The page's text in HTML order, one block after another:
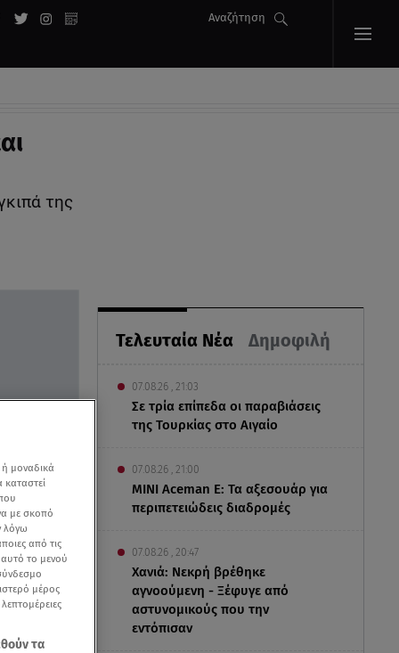
Αναζήτηση
της
Τελευταία Νέα Δημοφιλή
07.08.26 , 21:03
Σε τρία επίπεδα οι παραβιάσεις
της Τουρκίας στο Αιγαίο
07.08.26 , 21:00
MINI Aceman E: Τα αξεσουάρ για
περιπετειώδεις διαδρομές
07.08.26 , 20:47
Χανιά: Νεκρή βρέθηκε
αγνοούμενη - Ξέφυγε από
αστυνομικούς που την
εντόπισαν
μοναδικά
με σκοπό
λόγω
από τις
αυτό το μενού
μέρος
τα